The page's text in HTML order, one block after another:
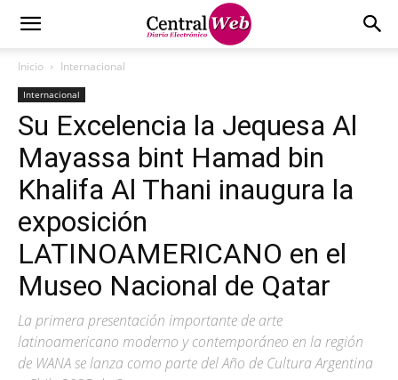
Inicio Internacional
Internacional
Su Excelencia la Jequesa Al
Mayassa bint Hamad bin
Khalifa Al Thani inaugura la
exposición
LATINOAMERICANO en el
Museo Nacional de Qatar
La primera presentación importante de arte
latinoamericano moderno y contemporáneo en la región
de WANA se lanza como parte del Año de Cultura Argentina